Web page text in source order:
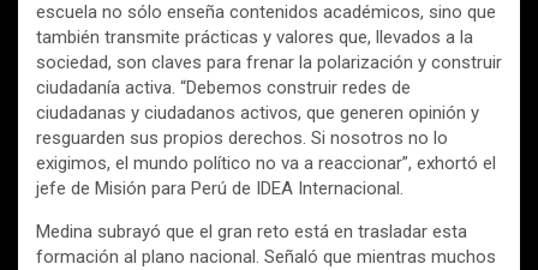
escuela no sólo enseña contenidos académicos, sino que
también transmite prácticas y valores que, llevados a la
sociedad, son claves para frenar la polarización y construir
ciudadanía activa. “Debemos construir redes de
ciudadanas y ciudadanos activos, que generen opinión y
resguarden sus propios derechos. Si nosotros no lo
exigimos, el mundo político no va a reaccionar”, exhortó el
jefe de Misión para Perú de IDEA Internacional.
Medina subrayó que el gran reto está en trasladar esta
formación al plano nacional. Señaló que mientras muchos